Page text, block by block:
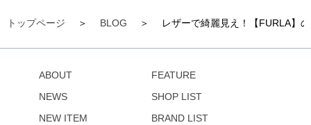
トップページ BLOG レザーで綺麗見え！【FURLA】
ABOUT
NEWS
NEW ITEM
FEATURE
SHOP LIST
BRAND LIST